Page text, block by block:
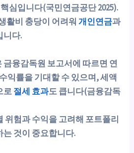
심입니다(국민연금공단 2025).
활비 충당이 어려워개인연금과
니다.
금융감독원 보고서에 따르면 연
수익률을 기대할 수 있으며, 세액
로절세 효과도 큽니다(금융감독
위험과 수익을 고려해 포트폴리
는 것이 중요합니다.